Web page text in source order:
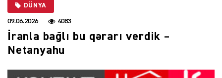
DÜNYA
09.06.2026 4083
İranla bağlı bu qərarı verdik –
Netanyahu